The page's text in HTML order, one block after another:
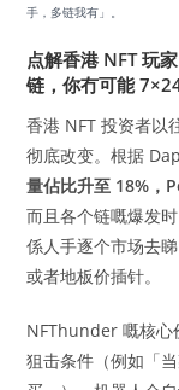
手，多链我有」。
点解香港 NFT 玩
链，你冇可能
香港 NFT 投资者以
彻底改变。根据
量佔比升至 18%，
而且各个链嘅爆发
係人手逐个市场去
或者地板价插针。
NFThunder 嘅核心
狙击条件（例如「